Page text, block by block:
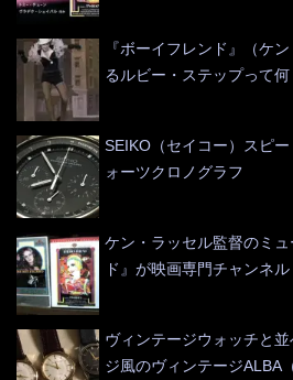
『ボーイフレンド』（ケ
るルビー・ステップって何
SEIKO（セイコー）スピ
ォーツクロノグラフ
ケン・ラッセル監督のミ
ド』が映画専門チャンネ
ヴィンテージウォッチと
ジ風のヴィンテージALBA